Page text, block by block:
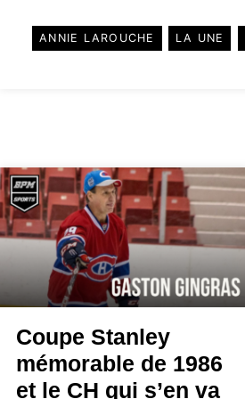
ANNIE LAROUCHE LA UNE
Coupe Stanley
mémorable de 1986
et le CH qui s’en va